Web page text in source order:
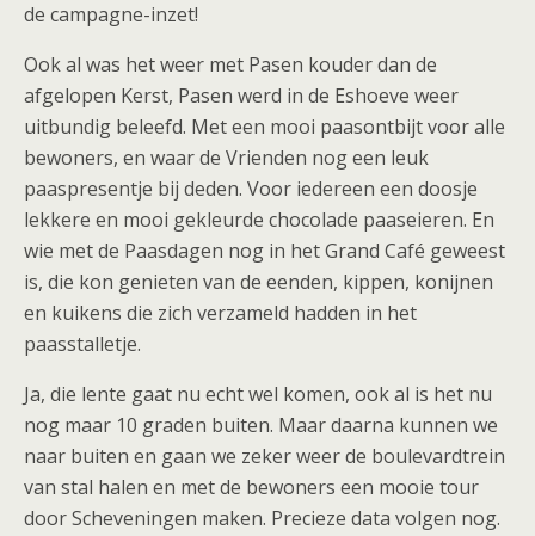
de campagne-inzet!
Ook al was het weer met Pasen kouder dan de
afgelopen Kerst, Pasen werd in de Eshoeve weer
uitbundig beleefd. Met een mooi paasontbijt voor alle
bewoners, en waar de Vrienden nog een leuk
paaspresentje bij deden. Voor iedereen een doosje
lekkere en mooi gekleurde chocolade paaseieren. En
wie met de Paasdagen nog in het Grand Café geweest
is, die kon genieten van de eenden, kippen, konijnen
en kuikens die zich verzameld hadden in het
paasstalletje.
Ja, die lente gaat nu echt wel komen, ook al is het nu
nog maar 10 graden buiten. Maar daarna kunnen we
naar buiten en gaan we zeker weer de boulevardtrein
van stal halen en met de bewoners een mooie tour
door Scheveningen maken. Precieze data volgen nog.